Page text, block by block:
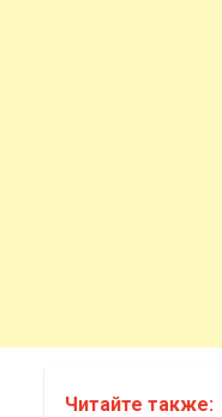
Читайте также: